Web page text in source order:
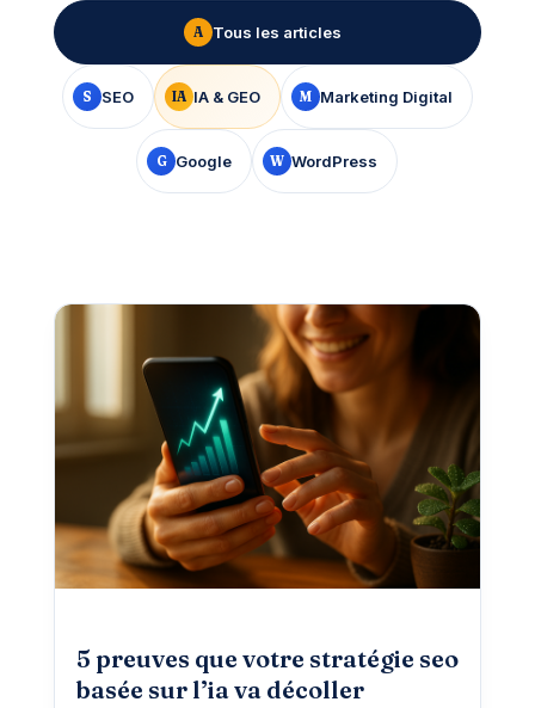
A Tous les articles
S SEO IA IA & GEO M Marketing Digital
G Google W WordPress
5 preuves que votre stratégie seo
basée sur l’ia va décoller